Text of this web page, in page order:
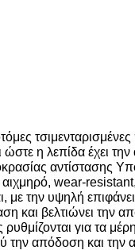
η λεπίδα έχει την
αντίστασης
αιχμηρό, wear-
με την υψηλή
και βελτιώνει την
για τα
την απόδοση και